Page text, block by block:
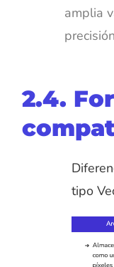
amplia
2.4.
tipo